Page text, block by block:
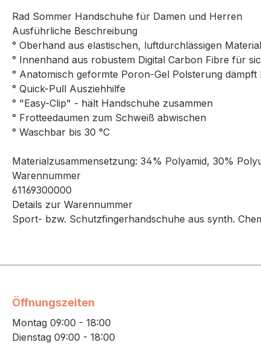
Rad Sommer Handschuhe für Damen und Herren
Ausführliche Beschreibung
° Oberhand aus elastischen, luftdurchlässigen
° Innenhand aus robustem Digital Carbon Fibre für
° Anatomisch geformte Poron-Gel Polsterung
° Quick-Pull Ausziehhilfe
° "Easy-Clip" - hält Handschuhe zusammen
° Frotteedaumen zum Schweiß abwischen
° Waschbar bis 30 °C
Materialzusammensetzung: 34% Polyamid, 30%
Warennummer
61169300000
Details zur Warennummer
Sport- bzw. Schutzfingerhandschuhe aus synth.
Öffnungszeiten
Montag 09:00 - 18:00
Dienstag 09:00 - 18:00